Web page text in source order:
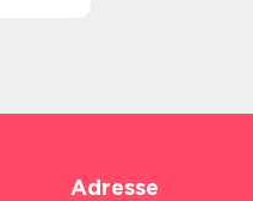
Adresse